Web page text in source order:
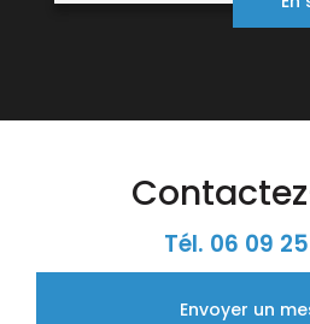
Tél. 06 09
Envoyer un